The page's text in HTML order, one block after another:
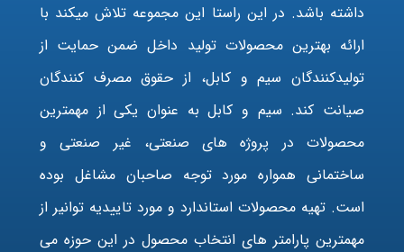
داشته باشد. در این راستا این مجموعه تلاش میکند با
ارائه بهترین محصولات تولید داخل ضمن حمایت از
تولیدکنندگان سیم و کابل، از حقوق مصرف کنندگان
صیانت کند. سیم و کابل به عنوان یکی از مهمترین
محصولات در پروژه های صنعتی، غیر صنعتی و
ساختمانی همواره مورد توجه صاحبان مشاغل بوده
است. تهیه محصولات استاندارد و مورد تاییدیه توانیر از
مهمترین پارامتر های انتخاب محصول در این حوزه می